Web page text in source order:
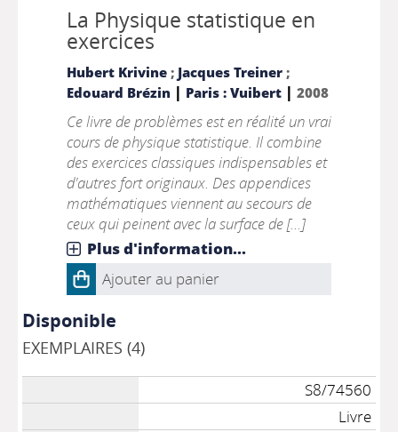
La Physique statistique en
exercices
Hubert Krivine; Jacques Treiner;
Edouard Brézin | Paris : Vuibert| 2008
Ce livre de problèmes est en réalité un vrai
cours de physique statistique. Il combine
des exercices classiques indispensables et
d'autres fort originaux. Des appendices
mathématiques viennent au secours de
ceux qui peinent avec la surface de [...]
Plus d'information...
Ajouter au panier
Disponible
EXEMPLAIRES (4)
S8/74560
Livre